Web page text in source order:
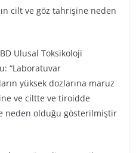
cilt ve göz tahrişine neden
Ulusal Toksikoloji
“Laboratuvar
yüksek dozlarına maruz
ve ciltte ve tiroidde
neden olduğu gösterilmiştir